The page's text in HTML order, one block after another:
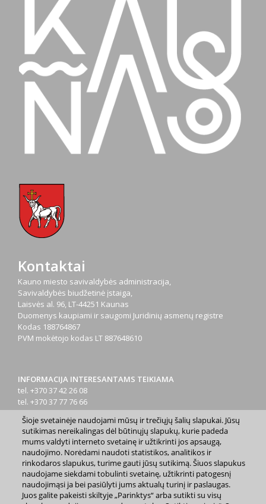
Kontaktai
Kauno miesto savivaldybės administracija,
Savivaldybės biudžetinė įstaiga,
Laisvės al. 96, LT-44251 Kaunas
Duomenys kaupiami ir saugomi Juridinių asmenų registre
Kodas 188764867
PVM mokėtojo kodas LT 887648610
INFORMACIJA INTERESANTAMS TEIKIAMA
tel. +370 37 42 26 08
tel. +370 37 77 76 66
tel. +370 660 07000
el. p.info@kaunas.lt
2023 m. Kauno miesto savivaldybė. Kopijuoti ir platinti
Šioje svetainėje naudojami mūsų ir trečiųjų šalių slapukai. Jūsų
sutikimas nereikalingas dėl būtinųjų slapukų, kurie padeda
mums valdyti interneto svetainę ir užtikrinti jos apsaugą,
naudojimo. Norėdami naudoti statistikos, analitikos ir
rinkodaros slapukus, turime gauti jūsų sutikimą. Šiuos slapukus
naudojame siekdami tobulinti svetainę, užtikrinti patogesnį
naudojimąsi ja bei pasiūlyti jums aktualų turinį ir paslaugas.
Juos galite pakeisti skiltyje „Parinktys“ arba sutikti su visų